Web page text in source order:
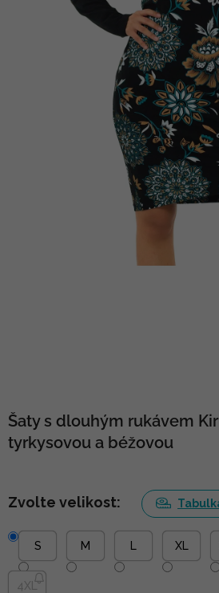
Šaty s dlouhým rukávem
tyrkysovou a béžovou
Zvolte velikost:
S M XL
4XL